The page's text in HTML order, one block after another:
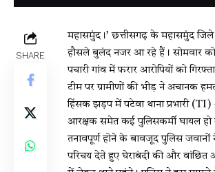
SHARE
महासमुंद।’ छत्तीसगढ़ के महासमुंद जिले
हौसले बुलंद नजर आ रहे हैं। सोमवार को
पचारी गांव में फरार आरोपियों को
टीम पर ग्रामीणों की भीड़ ने अचानक
हिंसक झड़प में पटेवा थाना प्रभारी
आरक्षक समेत कई पुलिसकर्मी घायल हो
तनावपूर्ण होने के बावजूद पुलिस
परिचय देते हुए घेराबंदी की और वांछित